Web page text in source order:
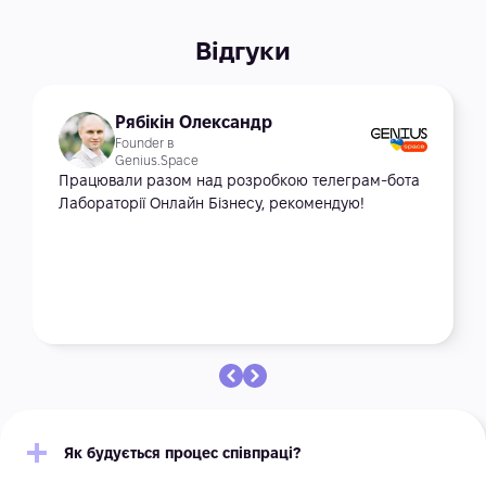
Відгуки
Рябікін Олександр
Founder в
Genius.Space
Працювали разом над розробкою телеграм-бота
Лабораторії Онлайн Бізнесу, рекомендую!
Як будується процес співпраці?